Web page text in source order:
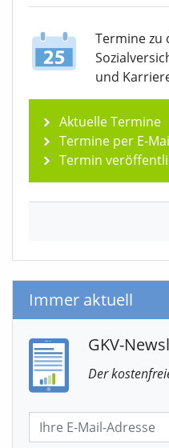
Termine zu
und
Aktuelle Termine
Termine per E-
Termin
Immer aktuell
GKV-
Der